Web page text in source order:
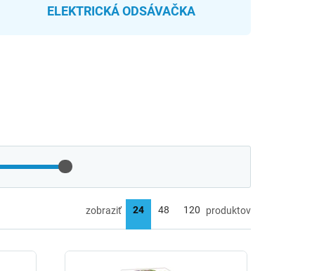
ELEKTRICKÁ ODSÁVAČKA
zobraziť produktov